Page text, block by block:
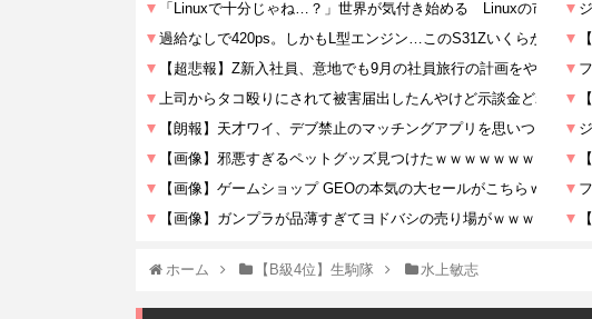
ホーム 【B級4位】生駒隊 水上敏志